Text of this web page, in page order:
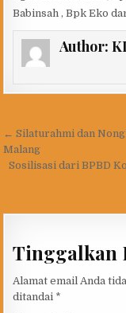
Babinsah , Bpk Eko
Author:
Navigasi
pos
← Silaturahmi dan
Malang
Sosilisasi dari BPBD
Tinggalkan
Alamat email Anda
ditandai *